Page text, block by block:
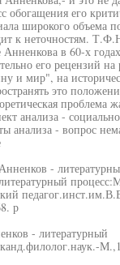
обогащения его
широкого объема
к неточностям.
в 60-х
его рецензий
и мир", на
это
проблема
анализа -
анализа - вопрос
-
р
- литературный